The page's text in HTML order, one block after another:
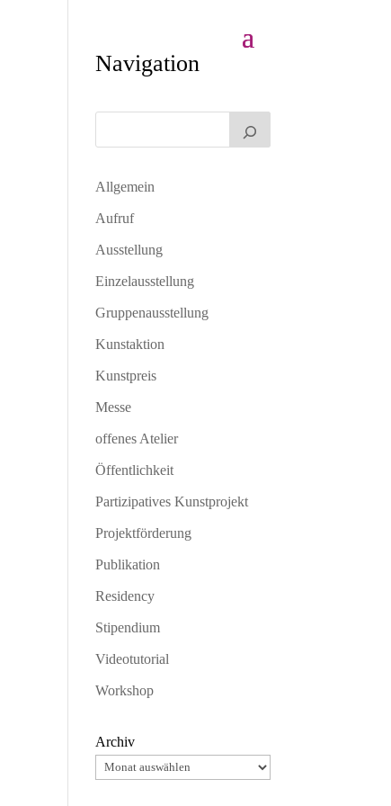
Navigation
Allgemein
Aufruf
Ausstellung
Einzelausstellung
Gruppenausstellung
Kunstaktion
Kunstpreis
Messe
offenes Atelier
Öffentlichkeit
Partizipatives Kunstprojekt
Projektförderung
Publikation
Residency
Stipendium
Videotutorial
Workshop
Archiv